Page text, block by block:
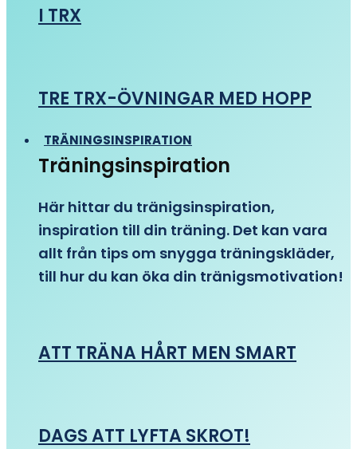
I TRX
TRE TRX-ÖVNINGAR MED HOPP
TRÄNINGSINSPIRATION
Träningsinspiration
Här hittar du tränigsinspiration,
inspiration till din träning. Det kan vara
allt från tips om snygga träningskläder,
till hur du kan öka din tränigsmotivation!
ATT TRÄNA HÅRT MEN SMART
DAGS ATT LYFTA SKROT!